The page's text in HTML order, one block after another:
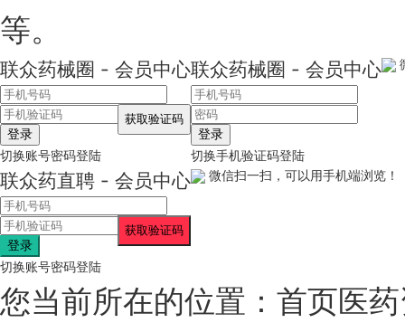
等。
联众药械圈 - 会员中心
登录
切换账号密码登陆
联众药械圈 - 会员中心
登录
切换手机验证码登陆
联众药直聘 - 会员中心
登录
切换账号密码登陆
微信扫一扫，可以用手机端浏览！
您当前所在的位置： 首页医